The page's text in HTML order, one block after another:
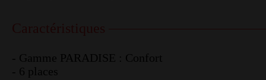
- Gamme PARADISE : Confort
- 6 places